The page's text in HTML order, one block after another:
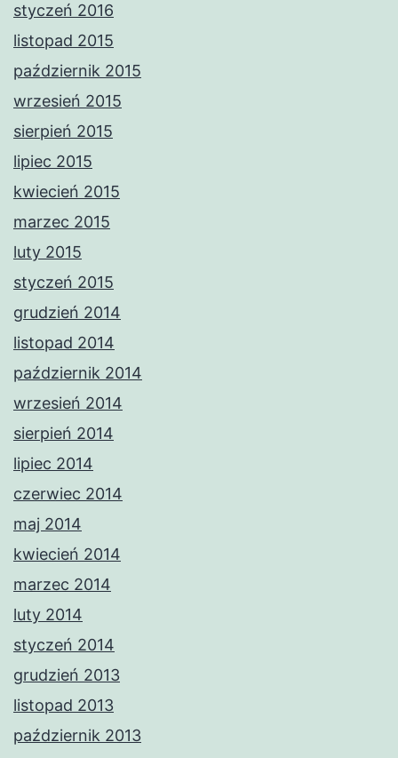
styczeń 2016
listopad 2015
październik 2015
wrzesień 2015
sierpień 2015
lipiec 2015
kwiecień 2015
marzec 2015
luty 2015
styczeń 2015
grudzień 2014
listopad 2014
październik 2014
wrzesień 2014
sierpień 2014
lipiec 2014
czerwiec 2014
maj 2014
kwiecień 2014
marzec 2014
luty 2014
styczeń 2014
grudzień 2013
listopad 2013
październik 2013